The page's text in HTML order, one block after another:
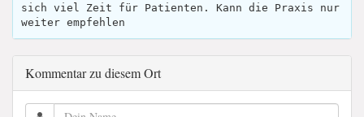
sich viel Zeit für Patienten. Kann die Praxis nur
weiter empfehlen
Kommentar zu diesem Ort